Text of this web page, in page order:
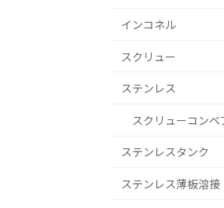
インコネル
スクリュー
ステンレス
スクリューコンベ
ステンレスタンク
ステンレス薄板溶接